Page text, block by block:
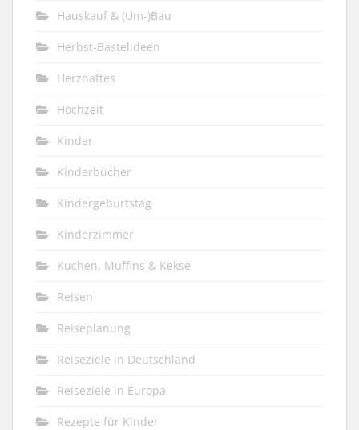
Hauskauf & (Um-)Bau
Herbst-Bastelideen
Herzhaftes
Hochzeit
Kinder
Kinderbücher
Kindergeburtstag
Kinderzimmer
Kuchen, Muffins & Kekse
Reisen
Reiseplanung
Reiseziele in Deutschland
Reiseziele in Europa
Rezepte für Kinder